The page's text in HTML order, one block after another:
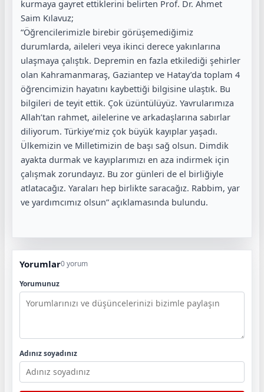
kurmaya gayret ettiklerini belirten Prof. Dr. Ahmet
Saim Kılavuz;
“Öğrencilerimizle birebir görüşemediğimiz
durumlarda, aileleri veya ikinci derece yakınlarına
ulaşmaya çalıştık. Depremin en fazla etkilediği şehirler
olan Kahramanmaraş, Gaziantep ve Hatay’da toplam 4
öğrencimizin hayatını kaybettiği bilgisine ulaştık. Bu
bilgileri de teyit ettik. Çok üzüntülüyüz. Yavrularımıza
Allah’tan rahmet, ailelerine ve arkadaşlarına sabırlar
diliyorum. Türkiye’miz çok büyük kayıplar yaşadı.
Ülkemizin ve Milletimizin de başı sağ olsun. Dimdik
ayakta durmak ve kayıplarımızı en aza indirmek için
çalışmak zorundayız. Bu zor günleri de el birliğiyle
atlatacağız. Yaraları hep birlikte saracağız. Rabbim, yar
ve yardımcımız olsun” açıklamasında bulundu.
Yorumlar0 yorum
Yorumunuz
Adınız soyadınız